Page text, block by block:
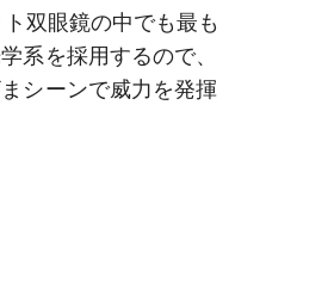
双眼鏡の中でも最も
系を採用するので、
シーンで威力を発揮